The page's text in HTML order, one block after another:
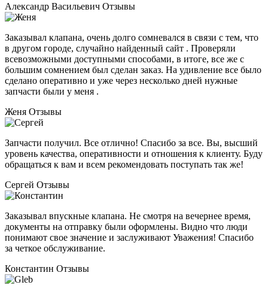
Александр Васильевич Отзывы
Заказывал клапана, очень долго сомневался в связи с тем, что
в другом городе, случайно найденный сайт . Проверяли
всевозможными доступными способами, в итоге, все же с
большим сомнением был сделан заказ. На удивление все было
сделано оперативно и уже через несколько дней нужные
запчасти были у меня .
Женя Отзывы
Запчасти получил. Все отлично! Спасибо за все. Вы, высший
уровень качества, оперативности и отношения к клиенту. Буду
обращаться к вам и всем рекомендовать поступать так же!
Сергей Отзывы
Заказывал впускные клапана. Не смотря на вечернее время,
документы на отправку были оформлены. Видно что люди
понимают свое значение и заслуживают Уважения! Спасибо
за четкое обслуживание.
Константин Отзывы